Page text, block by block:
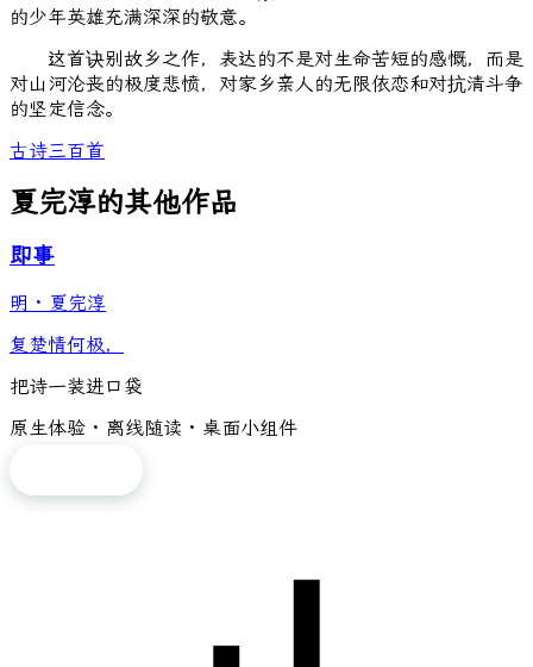
的少年英雄充满深深的敬意。
这首诀别故乡之作，表达的不是对生命苦短的感慨，而是
对山河沦丧的极度悲愤，对家乡亲人的无限依恋和对抗清斗争
的坚定信念。
古诗三百首
夏完淳的其他作品
即事
明 · 夏完淳
复楚情何极，
把诗一装进口袋
原生体验 · 离线随读 · 桌面小组件